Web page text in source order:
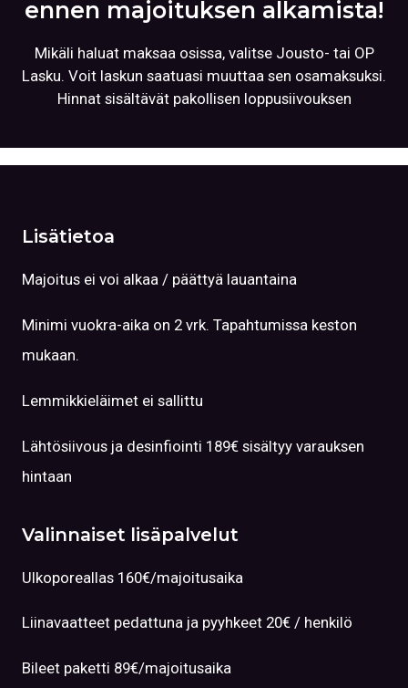
ennen majoituksen alkamista!
Mikäli haluat maksaa osissa, valitse Jousto- tai OP
Lasku. Voit laskun saatuasi muuttaa sen osamaksuksi.
Hinnat sisältävät pakollisen loppusiivouksen
Lisätietoa
Majoitus ei voi alkaa / päättyä lauantaina
Minimi vuokra-aika on 2 vrk. Tapahtumissa keston
mukaan.
Lemmikkieläimet ei sallittu
Lähtösiivous ja desinfiointi 189€ sisältyy varauksen
hintaan
Valinnaiset lisäpalvelut
Ulkoporeallas 160€/majoitusaika
Liinavaatteet pedattuna ja pyyhkeet 20€ / henkilö
Bileet paketti 89€/majoitusaika